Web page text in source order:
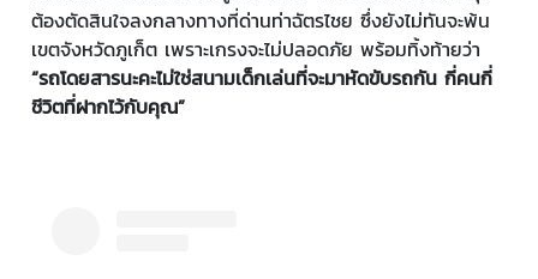
ต้องตัดสินใจลงกลางทางที่ด่านท่าฉัตรไชย ซึ่งยังไม่ทันจะพ้น
เขตจังหวัดภูเก็ต เพราะเกรงจะไม่ปลอดภัย พร้อมทิ้งท้ายว่า
“รถโดยสารนะคะไม่ใช่สนามเด็กเล่นที่จะมาหัดขับรถกัน กี่คนกี่
ชีวิตที่ฝากไว้กับคุณ”